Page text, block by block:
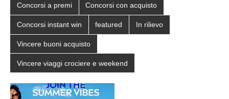
Concorsi a premi Concorsi con acquisto
Concorsi instant win featured In rilievo
Vincere buoni acquisto
Vincere viaggi crociere e weekend